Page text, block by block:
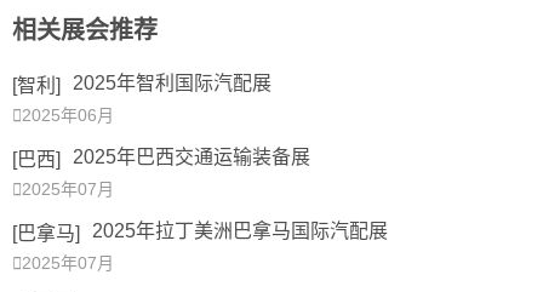
相关展会推荐
[智利] 2025年智利国际汽配展
2025年06月
[巴西] 2025年巴西交通运输装备展
2025年07月
[巴拿马] 2025年拉丁美洲巴拿马国际汽配展
2025年07月